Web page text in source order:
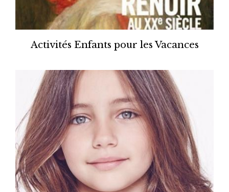
Activités Enfants pour les Vacances